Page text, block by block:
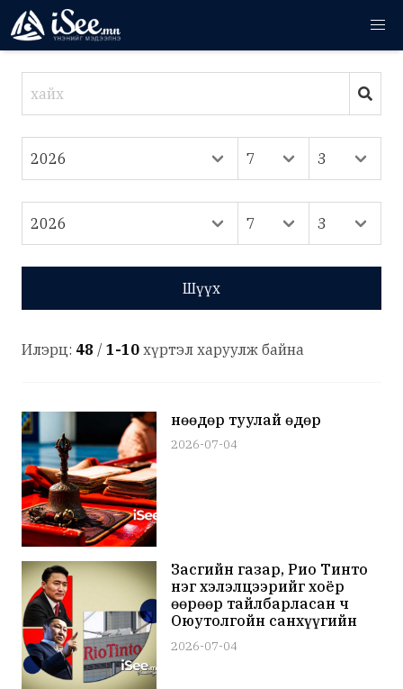
Шүүх
Илэрц: 48 / 1-10 хүртэл харуулж байна
Өнөөдөр туулай өдөр
2026-07-04
Засгийн газар, Рио Тинто
нэг хэлэлцээрийг хоёр
өөрөөр тайлбарласан ч
Оюутолгойн санхүүгийн
нөхцөл Монголын талд
ашигтайгаар эргэж
2026-07-04